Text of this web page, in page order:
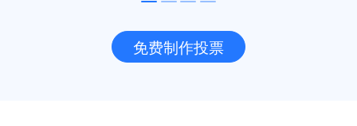
免费制作投票